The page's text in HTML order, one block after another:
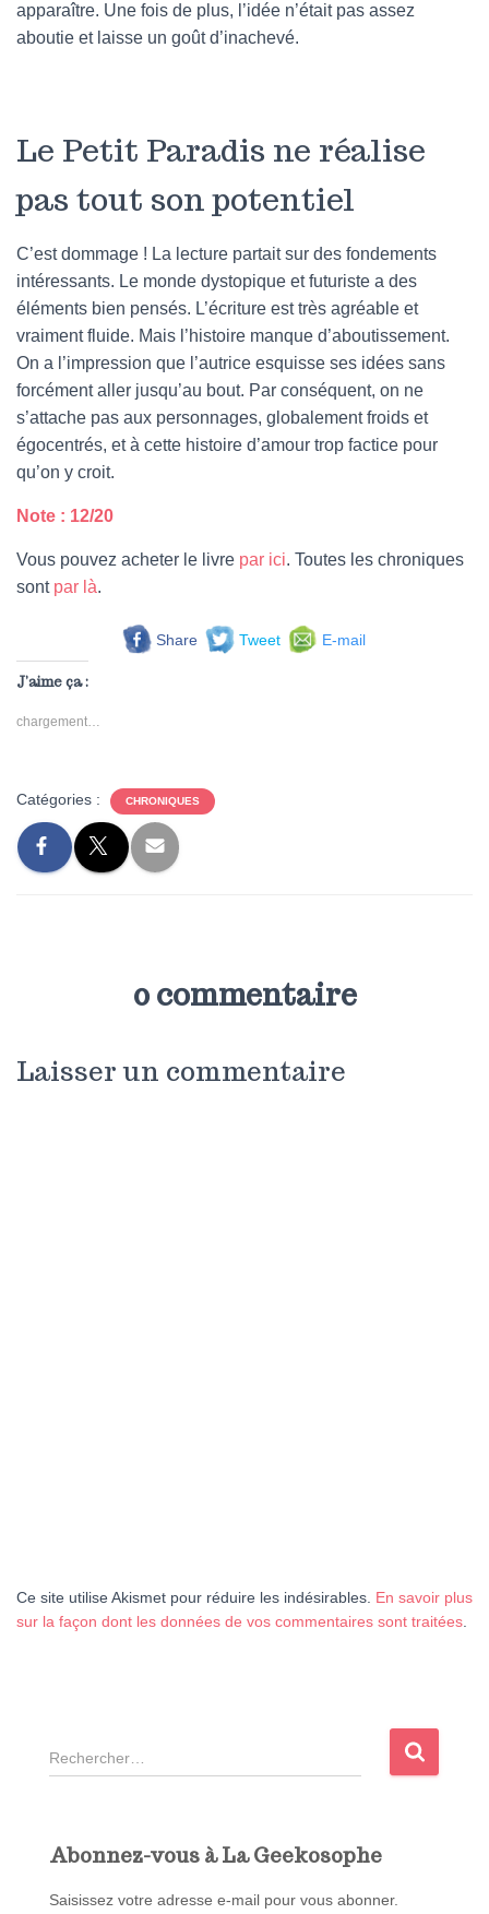
apparaître. Une fois de plus, l’idée n’était pas assez
aboutie et laisse un goût d’inachevé.
Le Petit Paradis ne réalise
pas tout son potentiel
C’est dommage ! La lecture partait sur des fondements
intéressants. Le monde dystopique et futuriste a des
éléments bien pensés. L’écriture est très agréable et
vraiment fluide. Mais l’histoire manque d’aboutissement.
On a l’impression que l’autrice esquisse ses idées sans
forcément aller jusqu’au bout. Par conséquent, on ne
s’attache pas aux personnages, globalement froids et
égocentrés, et à cette histoire d’amour trop factice pour
qu’on y croit.
Note : 12/20
Vous pouvez acheter le livre par ici. Toutes les chroniques
sont par là.
Share Tweet E-mail
J’aime ça :
chargement…
Catégories : CHRONIQUES
0 commentaire
Laisser un commentaire
Ce site utilise Akismet pour réduire les indésirables. En savoir plus
sur la façon dont les données de vos commentaires sont traitées
R
e
c
Abonnez-vous à La Geekosophe
Saisissez votre adresse e-mail pour vous abonner.